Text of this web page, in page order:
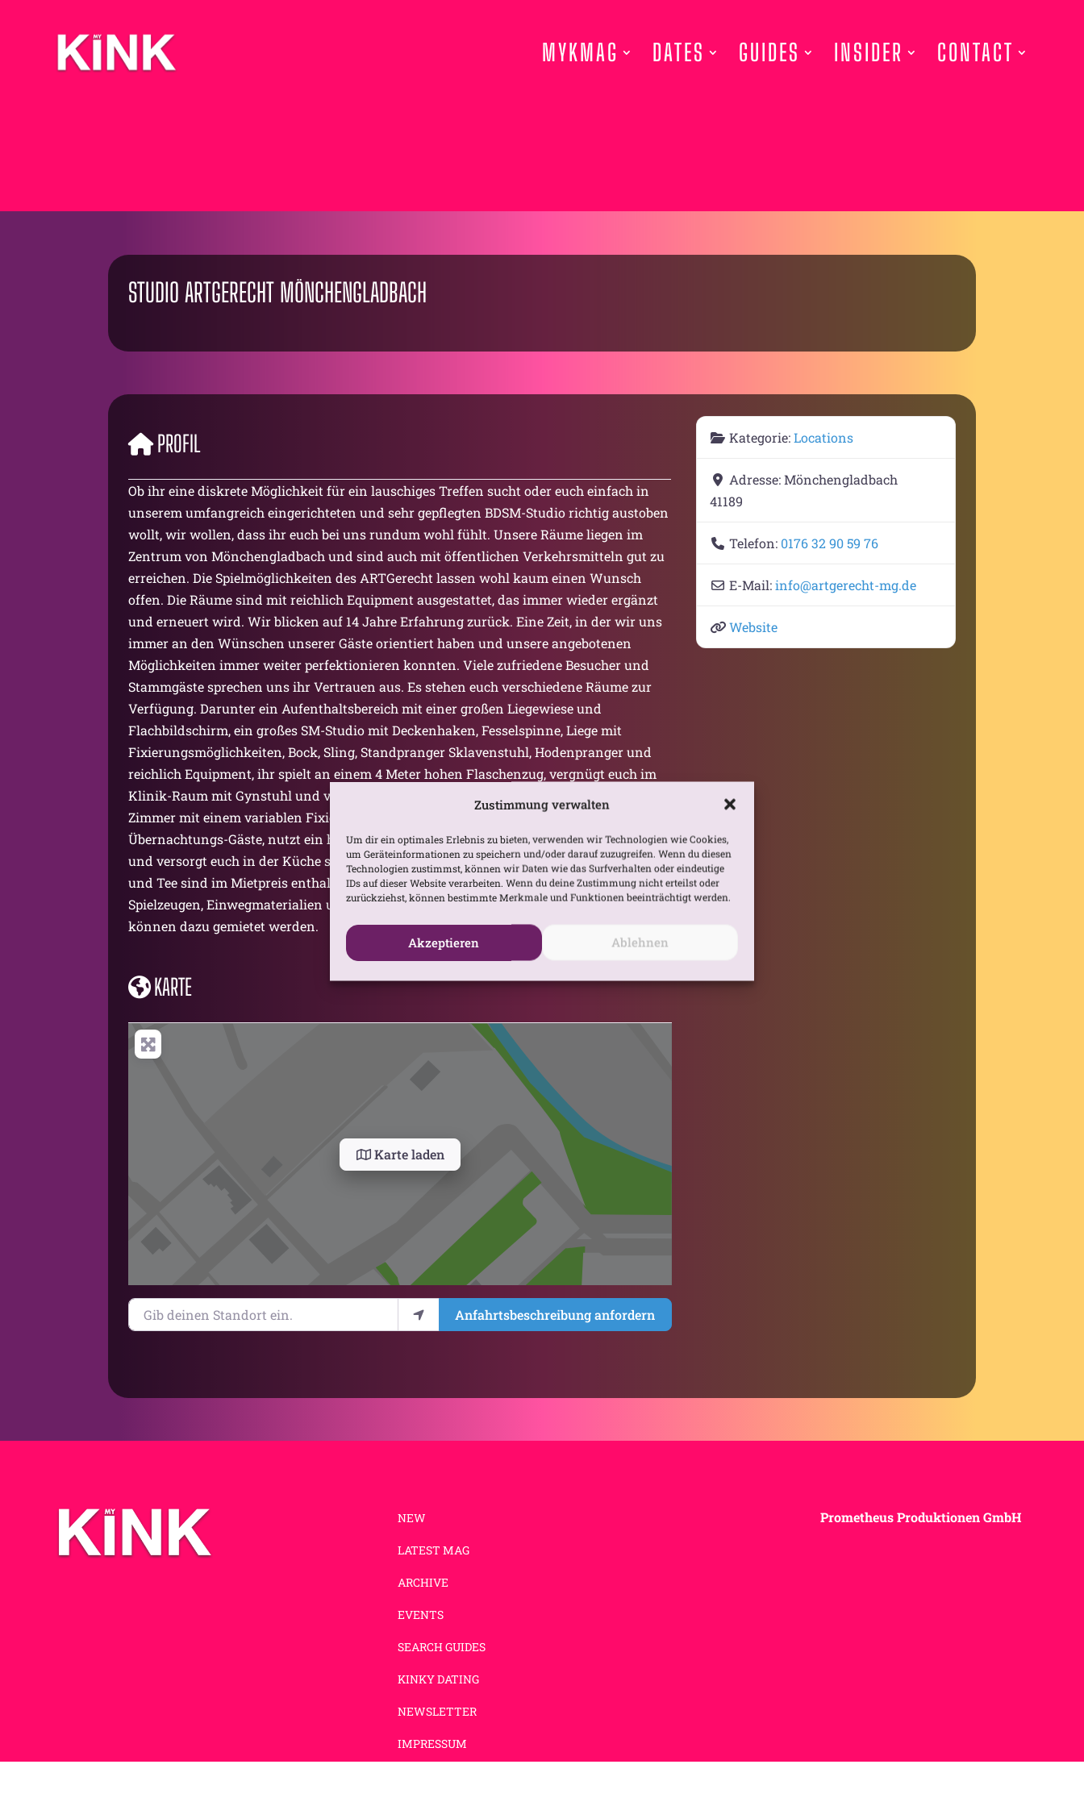
Zustimmung verwalten
Um dir ein optimales Erlebnis zu bieten, verwenden wir Technologien wie Cookies,
um Geräteinformationen zu speichern und/oder darauf zuzugreifen. Wenn du diesen
Technologien zustimmst, können wir Daten wie das Surfverhalten oder eindeutige
IDs auf dieser Website verarbeiten. Wenn du deine Zustimmung nicht erteilst oder
zurückziehst, können bestimmte Merkmale und Funktionen beeinträchtigt werden.
Akzeptieren Ablehnen
MYKMAG DATES GUIDES INSIDER CONTACT
STUDIO ARTGERECHT MÖNCHENGLADBACH
PROFIL
Ob ihr eine diskrete Möglichkeit für ein lauschiges Treffen sucht oder euch einfach in
unserem umfangreich eingerichteten und sehr gepflegten BDSM-Studio richtig austoben
wollt, wir wollen, dass ihr euch bei uns rundum wohl fühlt. Unsere Räume liegen im
Zentrum von Mönchengladbach und sind auch mit öffentlichen Verkehrsmitteln gut zu
erreichen. Die Spielmöglichkeiten des ARTGerecht lassen wohl kaum einen Wunsch
offen. Die Räume sind mit reichlich Equipment ausgestattet, das immer wieder ergänzt
und erneuert wird. Wir blicken auf 14 Jahre Erfahrung zurück. Eine Zeit, in der wir uns
immer an den Wünschen unserer Gäste orientiert haben und unsere angebotenen
Möglichkeiten immer weiter perfektionieren konnten. Viele zufriedene Besucher und
Stammgäste sprechen uns ihr Vertrauen aus. Es stehen euch verschiedene Räume zur
Verfügung. Darunter ein Aufenthaltsbereich mit einer großen Liegewiese und
Flachbildschirm, ein großes SM-Studio mit Deckenhaken, Fesselspinne, Liege mit
Fixierungsmöglichkeiten, Bock, Sling, Standpranger Sklavenstuhl, Hodenpranger und
reichlich Equipment, ihr spielt an einem 4 Meter hohen Flaschenzug, vergnügt euch im
Klinik-Raum mit Gynstuhl und vielen Untersuchungsutensilien, fesselt im Bondage-
Zimmer mit einem variablen Fixierungs-Podest, entspannt im Schlafzimmer für
Übernachtungs-Gäste, nutzt ein helles und geräumiges Badezimmer mit großer Wanne
und versorgt euch in der Küche selbst. Diverse alkoholfreie gekühlte Getränke, Kaffee
und Tee sind im Mietpreis enthalten. Enthalten ist auch ein umfangreiches Angebot an
Spielzeugen, Einwegmaterialien und Handtücher. Spezielle Spielgeräte, wie der Sybian,
können dazu gemietet werden.
KARTE
Karte laden
Gib deinen Standort ein. Anfahrtsbeschreibung anfordern
Kategorie:Locations
Adresse:Mönchengladbach
41189
Telefon: 0176 32 90 59 76
E-Mail:info@artgerecht-mg.de
Website
NEW
LATEST MAG
ARCHIVE
EVENTS
SEARCH GUIDES
KINKY DATING
NEWSLETTER
IMPRESSUM
Prometheus Produktionen GmbH